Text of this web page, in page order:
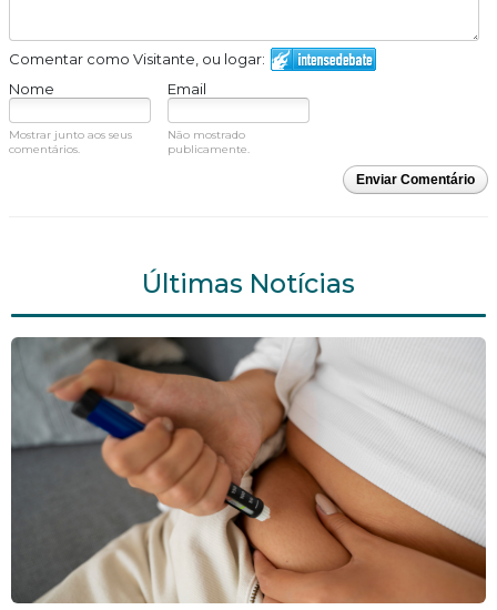
Comentar como Visitante, ou logar:
Nome
Email
Mostrar junto aos seus
comentários.
Não mostrado
publicamente.
Enviar Comentário
Últimas Notícias